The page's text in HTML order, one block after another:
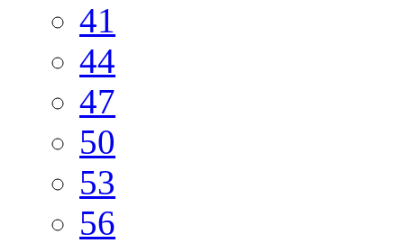
41
44
47
50
53
56